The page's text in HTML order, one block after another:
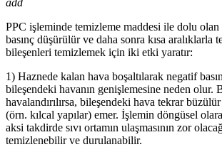
PPC işleminde temizleme maddesi ile dolu
basınç düşürülür ve daha sonra kısa aralıklarla
bileşenleri temizlemek için iki etki yaratır:
1) Haznede kalan hava boşaltılarak negatif
bileşendeki havanın genişlemesine neden olur.
havalandırılırsa, bileşendeki hava tekrar
(örn. kılcal yapılar) emer. İşlemin döngüsel
aksi takdirde sıvı ortamın ulaşmasının zor
temizlenebilir ve durulanabilir.